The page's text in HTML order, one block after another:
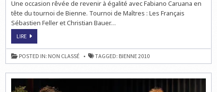
Une occasion rêvée de revenir à égalité avec Fabiano Caruana en
tête du tournoi de Bienne. Tournoi de Maîtres : Les Français
Sébastien Feller et Christian Bauer…
LIREECHECS
BIENNE
:
STATU
QUO
RONDE
POSTED IN: NON CLASSÉ TAGGED: BIENNE 2010